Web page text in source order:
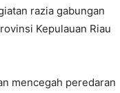
razia gabungan
Kepulauan Riau
mencegah peredaran